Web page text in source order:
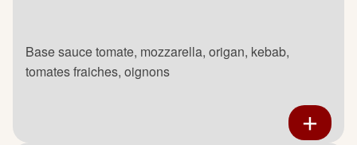
Base sauce tomate, mozzarella, origan, kebab,
tomates fraiches, oignons